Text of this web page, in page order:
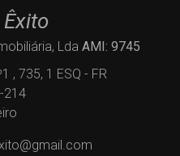
Lda AMI: 9745
, 735, 1 ESQ - FR
214